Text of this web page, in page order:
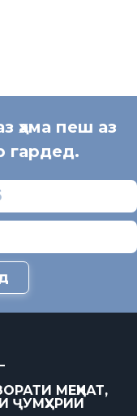
ҳама пеш аз
гардед.
МЕҲНАТ,
ҶУМҲУРИИ